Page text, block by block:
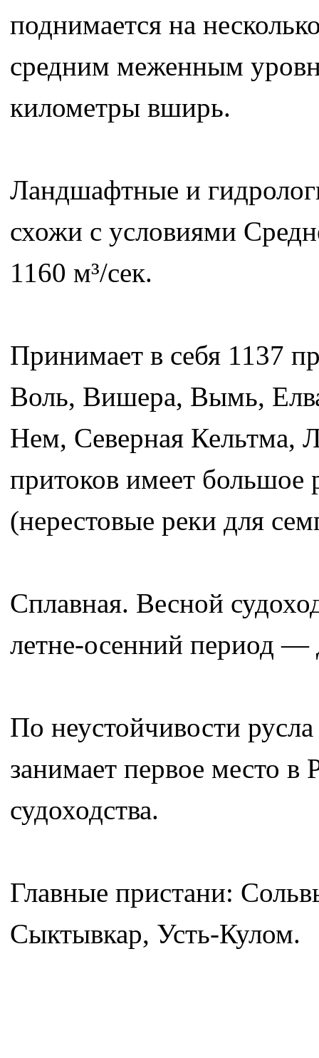
поднимается на
средним меженным
километры вширь.
Ландшафтные и
схожи с условиями
1160 м³/сек.
Принимает в себя 1137
Воль, Вишера, Вымь,
Нем, Северная Кельтма,
притоков имеет большое
(нерестовые реки для
Сплавная. Весной
летне-осенний период
По неустойчивости
занимает первое место в
судоходства.
Главные пристани:
Сыктывкар, Усть-Кулом.